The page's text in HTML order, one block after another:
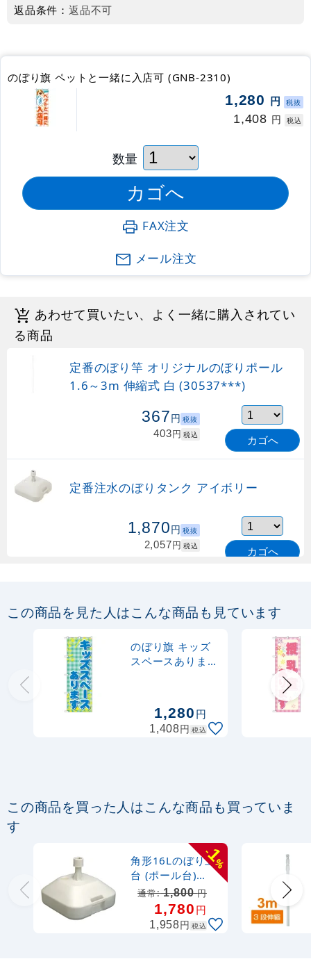
返品条件： 返品不可
のぼり旗 ペットと一緒に入店可 (GNB-2310)
1,280 円 税抜
1,408 円 税込
数量
FAX注文
メール注文
あわせて買いたい、よく一緒に購入されてい
る商品
定番のぼり竿 オリジナルのぼりポール
1.6～3m 伸縮式 白 (30537***)
367円 税抜
403円 税込 カゴへ
定番注水のぼりタンク アイボリー
1,870円 税抜
2,057円 税込 カゴへ
1.6～3m 伸縮式 緑 (30537GRN)
売り切れ中
購入不可
定番のぼり竿 オリジナルのぼりポール
1.6～3m 伸縮式 水色 (30537SBL)
367
定番のぼり竿 オリジナルのぼりポール
1.6～3m 伸縮式 黒 (30537BLK)
税抜
403円 税込
注水型マルチのぼりスタンド 20L
この商品を見た人はこんな商品も見ています
のぼり旗 キッズ
スペースあります
1,280円
1,408円 税込
この商品を買った人はこんな商品も買っていま
す
-
1
%
角形16Lのぼり立
台 (ポール台)
(589)
通常:1,800円
1,780円
1,958円 税込